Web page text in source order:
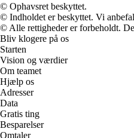
© Ophavsret beskyttet.
© Indholdet er beskyttet. Vi
© Alle rettigheder er forbeholdt.
Bliv klogere på os
Starten
Vision og værdier
Om teamet
Hjælp os
Adresser
Data
Gratis ting
Besparelser
Omtaler